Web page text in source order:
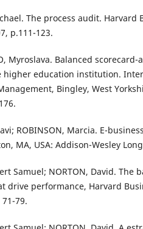
The process audit. Harvard
p.111-123.
Myroslava. Balanced
higher education institution.
Bingley, West
ROBINSON, Marcia. E-
MA, USA: Addison-Wesley
Samuel; NORTON, David. The
drive performance, Harvard
71-79.